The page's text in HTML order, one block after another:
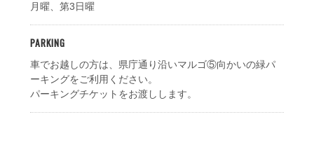
月曜、第3日曜
PARKING
車でお越しの方は、県庁通り沿いマルゴ⑤向かいの緑パ
ーキングをご利用ください。
パーキングチケットをお渡しします。